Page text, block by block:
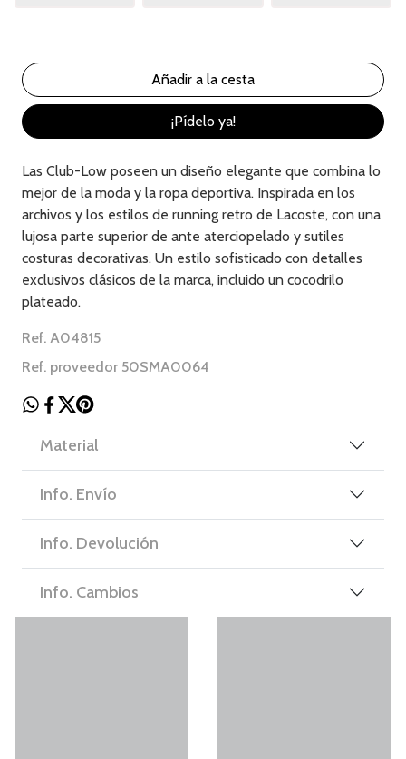
¡Pídelo ya!
Las Club-Low poseen un diseño elegante que combina lo
mejor de la moda y la ropa deportiva. Inspirada en los
archivos y los estilos de running retro de Lacoste, con una
lujosa parte superior de ante aterciopelado y sutiles
costuras decorativas. Un estilo sofisticado con detalles
exclusivos clásicos de la marca, incluido un cocodrilo
plateado.
Ref. A04815
Ref. proveedor 50SMA0064
Material
Info. Envío
Info. Devolución
Info. Cambios